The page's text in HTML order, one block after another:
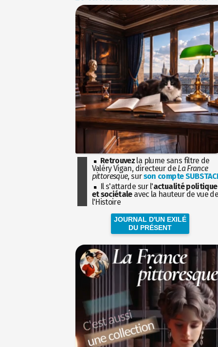
Retrouvez la plume sans filtre de
Valéry Vigan, directeur de La France
pittoresque, surson compte
Il s'attarde sur l'actualité politique
et sociétaleavec la hauteur de vue
l'Histoire
JOURNAL D'UN EXILÉ
DU PRÉSENT